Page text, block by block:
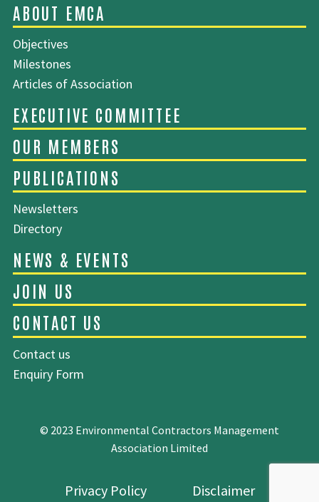
SITEMAP
ABOUT EMCA
Objectives
Milestones
Articles of Association
EXECUTIVE COMMITTEE
PUBLICATIONS
Newsletters
Directory
Contact us
Enquiry Form
© 2023 Environmental Contractors Management
Association Limited
Privacy Policy Disclaimer